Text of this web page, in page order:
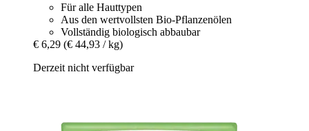
Für alle Hauttypen
Aus den wertvollsten Bio-Pflanzenölen
Vollständig biologisch abbaubar
€ 6,29 (€ 44,93 / kg)
Derzeit nicht verfügbar